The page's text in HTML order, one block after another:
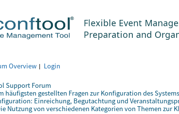
Overview Login
Support Forum
häufigsten gestellten Fragen zur Konfiguration des Systems
Einreichung, Begutachtung und
Nutzung von verschiedenen Kategorien von Themen zur